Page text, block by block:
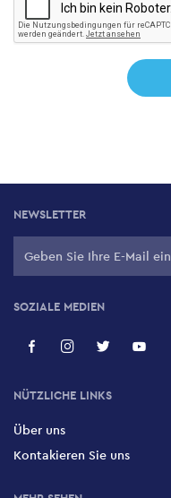
NEWSLETTER
SOZIALE MEDIEN
NÜTZLICHE LINKS
Über uns
Kontakieren Sie uns